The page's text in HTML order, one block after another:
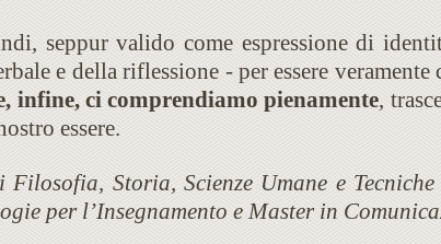
seppur valido come espressione di
e della riflessione - per essere veramente
infine, ci comprendiamo pienamente,
essere.
Storia, Scienze Umane e
per l’Insegnamento e Master in